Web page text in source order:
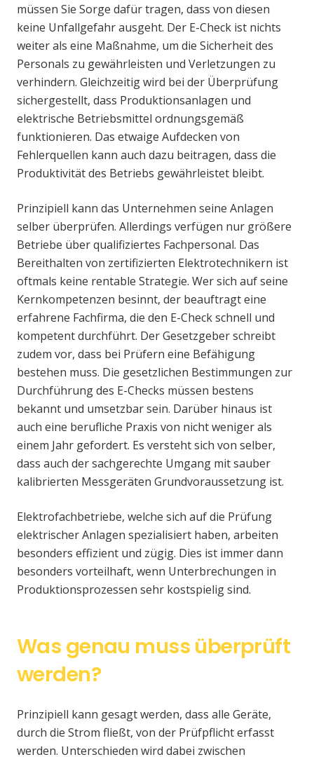
müssen Sie Sorge dafür tragen, dass von diesen
keine Unfallgefahr ausgeht. Der E-Check ist nichts
weiter als eine Maßnahme, um die Sicherheit des
Personals zu gewährleisten und Verletzungen zu
verhindern. Gleichzeitig wird bei der Überprüfung
sichergestellt, dass Produktionsanlagen und
elektrische Betriebsmittel ordnungsgemäß
funktionieren. Das etwaige Aufdecken von
Fehlerquellen kann auch dazu beitragen, dass die
Produktivität des Betriebs gewährleistet bleibt.
Prinzipiell kann das Unternehmen seine Anlagen
selber überprüfen. Allerdings verfügen nur größere
Betriebe über qualifiziertes Fachpersonal. Das
Bereithalten von zertifizierten Elektrotechnikern ist
oftmals keine rentable Strategie. Wer sich auf seine
Kernkompetenzen besinnt, der beauftragt eine
erfahrene Fachfirma, die den E-Check schnell und
kompetent durchführt. Der Gesetzgeber schreibt
zudem vor, dass bei Prüfern eine Befähigung
bestehen muss. Die gesetzlichen Bestimmungen zur
Durchführung des E-Checks müssen bestens
bekannt und umsetzbar sein. Darüber hinaus ist
auch eine berufliche Praxis von nicht weniger als
einem Jahr gefordert. Es versteht sich von selber,
dass auch der sachgerechte Umgang mit sauber
kalibrierten Messgeräten Grundvoraussetzung ist.
Elektrofachbetriebe, welche sich auf die Prüfung
elektrischer Anlagen spezialisiert haben, arbeiten
besonders effizient und zügig. Dies ist immer dann
besonders vorteilhaft, wenn Unterbrechungen in
Produktionsprozessen sehr kostspielig sind.
Was genau muss überprüft
werden?
Prinzipiell kann gesagt werden, dass alle Geräte,
durch die Strom fließt, von der Prüfpflicht erfasst
werden. Unterschieden wird dabei zwischen